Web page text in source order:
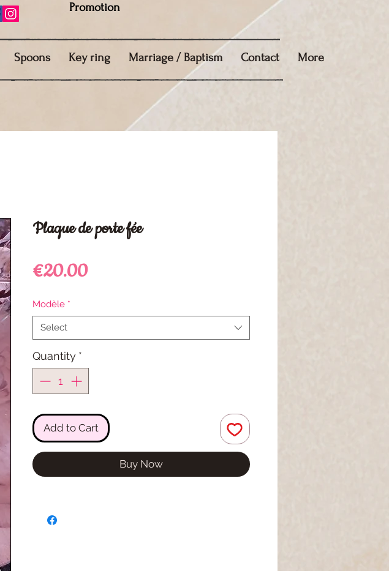
Promotion
Spoons Key ring Marriage / Baptism Contact More
Plaque de porte fée
€20.00Price
Modèle *
Select
Quantity *
Add to Cart
Buy Now